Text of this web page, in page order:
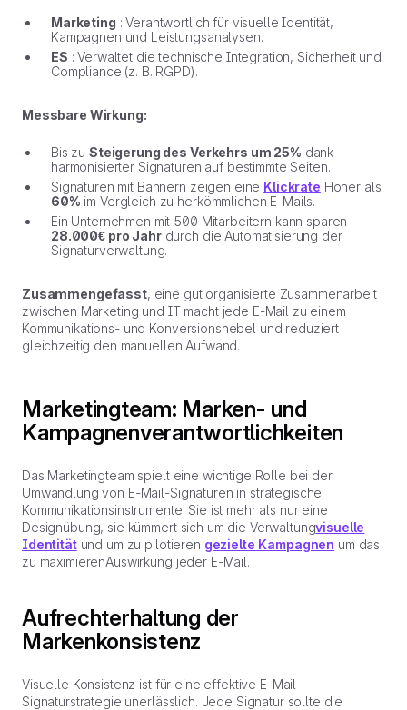
Marketing : Verantwortlich für visuelle Identität,
Kampagnen und Leistungsanalysen.
ES : Verwaltet die technische Integration, Sicherheit und
Compliance (z. B. RGPD).
Messbare Wirkung:
Bis zuSteigerung des Verkehrs um 25% dank
harmonisierter Signaturen auf bestimmte Seiten.
Signaturen mit Bannern zeigen eine Klickrate Höher als
60% im Vergleich zu herkömmlichen E-Mails.
Ein Unternehmen mit 500 Mitarbeitern kann sparen
28.000€ pro Jahrdurch die Automatisierung der
Signaturverwaltung.
Zusammengefasst, eine gut organisierte Zusammenarbeit
zwischen Marketing und IT macht jede E-Mail zu einem
Kommunikations- und Konversionshebel und reduziert
gleichzeitig den manuellen Aufwand.
Marketingteam: Marken- und
Kampagnenverantwortlichkeiten
Das Marketingteam spielt eine wichtige Rolle bei der
Umwandlung von E-Mail-Signaturen in strategische
Kommunikationsinstrumente. Sie ist mehr als nur eine
Designübung, sie kümmert sich um die Verwaltungvisuelle
Identitätund um zu pilotieren gezielte Kampagnen um das
zu maximierenAuswirkung jeder E-Mail.
Aufrechterhaltung der
Markenkonsistenz
Visuelle Konsistenz ist für eine effektive E-Mail-
Signaturstrategie unerlässlich. Jede Signatur sollte die